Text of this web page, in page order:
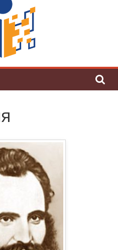
от конкурс на
на човешките
(ЦРЧР)